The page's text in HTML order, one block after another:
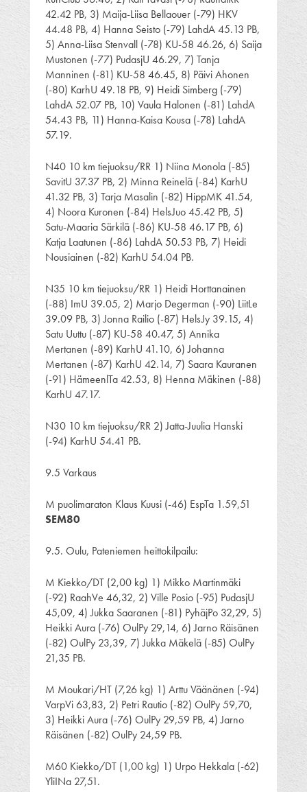
42.42 PB, 3) Maija-Liisa Bellaouer (-79) HKV
44.48 PB, 4) Hanna Seisto (-79) LahdA 45.13 PB,
5) Anna-Liisa Stenvall (-78) KU-58 46.26, 6) Saija
Mustonen (-77) PudasjU 46.29, 7) Tanja
Manninen (-81) KU-58 46.45, 8) Päivi Ahonen
(-80) KarhU 49.18 PB, 9) Heidi Simberg (-79)
LahdA 52.07 PB, 10) Vaula Halonen (-81) LahdA
54.43 PB, 11) Hanna-Kaisa Kousa (-78) LahdA
57.19.
N40 10 km tiejuoksu/RR 1) Niina Monola (-85)
SavitU 37.37 PB, 2) Minna Reinelä (-84) KarhU
41.32 PB, 3) Tarja Masalin (-82) HippMK 41.54,
4) Noora Kuronen (-84) HelsJuo 45.42 PB, 5)
Satu-Maaria Särkilä (-86) KU-58 46.17 PB, 6)
Katja Laatunen (-86) LahdA 50.53 PB, 7) Heidi
Nousiainen (-82) KarhU 54.04 PB.
N35 10 km tiejuoksu/RR 1) Heidi Horttanainen
(-88) ImU 39.05, 2) Marjo Degerman (-90) LiitLe
39.09 PB, 3) Jonna Railio (-87) HelsJy 39.15, 4)
Satu Uuttu (-87) KU-58 40.47, 5) Annika
Mertanen (-89) KarhU 41.10, 6) Johanna
Mertanen (-87) KarhU 42.14, 7) Saara Kauranen
(-91) HämeenlTa 42.53, 8) Henna Mäkinen (-88)
KarhU 47.17.
N30 10 km tiejuoksu/RR 2) Jatta-Juulia Hanski
(-94) KarhU 54.41 PB.
9.5 Varkaus
M puolimaraton Klaus Kuusi (-46) EspTa 1.59,51
SEM80
9.5. Oulu, Pateniemen heittokilpailu:
M Kiekko/DT (2,00 kg) 1) Mikko Martinmäki
(-92) RaahVe 46,32, 2) Ville Posio (-95) PudasjU
45,09, 4) Jukka Saaranen (-81) PyhäjPo 32,29, 5)
Heikki Aura (-76) OulPy 29,14, 6) Jarno Räisänen
(-82) OulPy 23,39, 7) Jukka Mäkelä (-85) OulPy
21,35 PB.
M Moukari/HT (7,26 kg) 1) Arttu Väänänen (-94)
VarpVi 63,83, 2) Petri Rautio (-82) OulPy 59,70,
3) Heikki Aura (-76) OulPy 29,59 PB, 4) Jarno
Räisänen (-82) OulPy 24,59 PB.
M60 Kiekko/DT (1,00 kg) 1) Urpo Hekkala (-62)
YliINa 27,51.